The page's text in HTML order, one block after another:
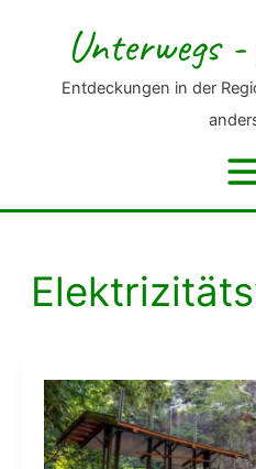
springen
Unterwegs
Entdeckungen in der